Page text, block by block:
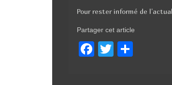
Pour rester informé de
Partager cet article
F T P